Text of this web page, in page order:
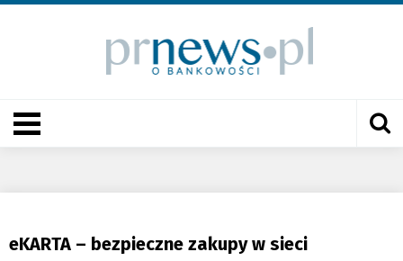
eKARTA – bezpieczne zakupy w sieci